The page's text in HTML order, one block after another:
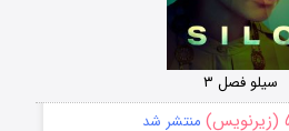
سیلو فصل ۳
منتشر شد